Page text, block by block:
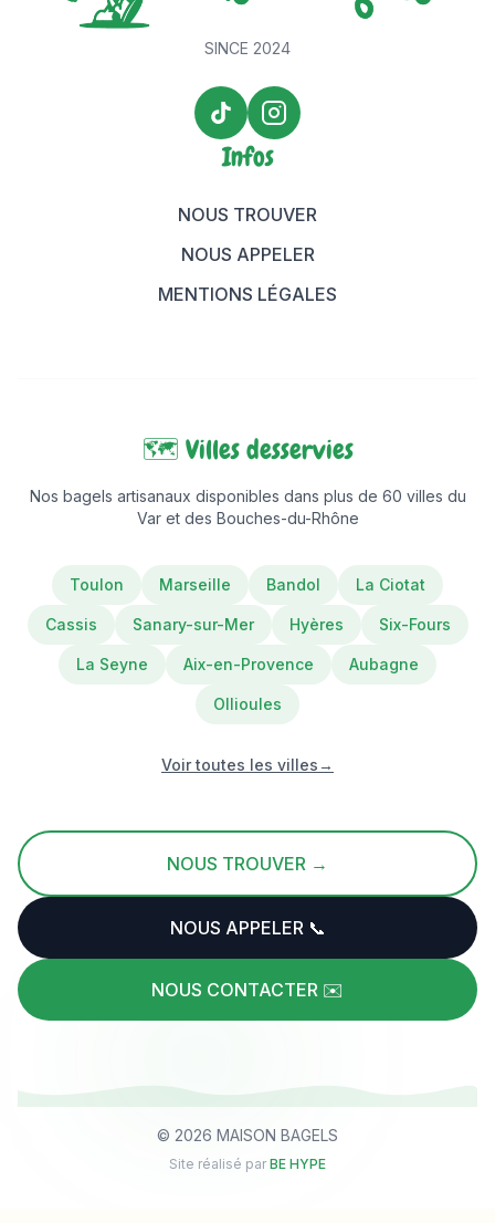
SINCE 2024
TikTok Maison Bagels
Instagram Maison Bagels
Infos
NOUS TROUVER
NOUS APPELER
MENTIONS LÉGALES
🗺️ Villes desservies
Nos bagels artisanaux disponibles dans plus de 60 villes du
Var et des Bouches-du-Rhône
Toulon Marseille Bandol La Ciotat
Cassis Sanary-sur-Mer Hyères Six-Fours
La Seyne Aix-en-Provence Aubagne
Ollioules
Voir toutes les villes→
NOUS TROUVER →
NOUS APPELER 📞
NOUS CONTACTER ✉️
© 2026 MAISON BAGELS
Site réalisé par BE HYPE